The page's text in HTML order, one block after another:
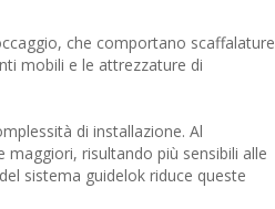
che comportano scaffalature
mobili e le attrezzature di
di installazione. Al
risultando più sensibili alle
sistema guidelok riduce queste